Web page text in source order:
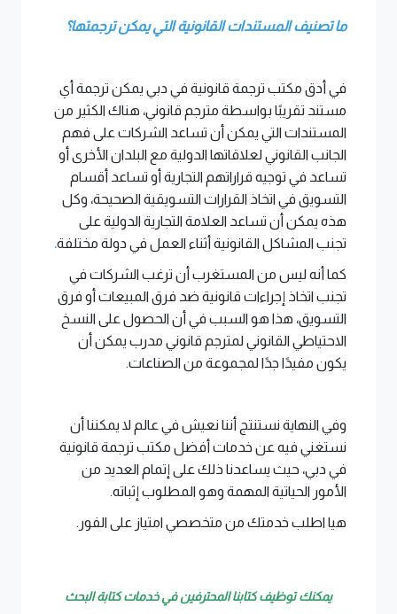
ما تصنيف المستندات القانونية التي يمكن ترجمتها؟
في أدق مكتب ترجمة قانونية في دبي يمكن ترجمة أي
مستند تقريبًا بواسطة مترجم قانوني، هناك الكثير من
المستندات التي يمكن أن تساعد الشركات على فهم
الجانب القانوني لعلاقاتها الدولية مع البلدان الأخرى أو
تساعد في توجيه قراراتهم التجارية أو تساعد أقسام
التسويق في اتخاذ القرارات التسويقية الصحيحة، وكل
هذه يمكن أن تساعد العلامة التجارية الدولية على
تجنب المشاكل القانونية أثناء العمل في دولة مختلفة.
كما أنه ليس من المستغرب أن ترغب الشركات في
تجنب اتخاذ إجراءات قانونية ضد فرق المبيعات أو فرق
التسويق، هذا هو السبب في أن الحصول على النسخ
الاحتياطي القانوني لمترجم قانوني مدرب يمكن أن
يكون مفيدًا جدًا لمجموعة من الصناعات.
وفي النهاية نستنتج أننا نعيش في عالم لا يمكننا أن
نستغني فيه عن خدمات أفضل مكتب ترجمة قانونية
في دبي، حيث يساعدنا ذلك على إتمام العديد من
الأمور الحياتية المهمة وهو المطلوب إثباته.
هيا اطلب خدمتك من متخصصي امتياز على الفور.
يمكنك توظيف كتابنا المحترفين في خدمات كتابة البحث